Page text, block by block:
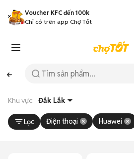
Voucher KFC đến 100k
Chỉ có trên app Chợ Tốt
Khu vực: Đắk Lắk
Lọc Điện thoại Huawei